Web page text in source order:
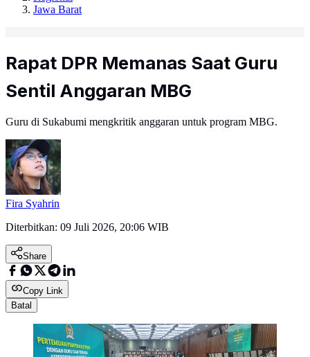
Jawa Barat
Rapat DPR Memanas Saat Guru
Sentil Anggaran MBG
Guru di Sukabumi mengkritik anggaran untuk program MBG.
Fira Syahrin
Diterbitkan: 09 Juli 2026, 20:06 WIB
Share
Copy Link
Batal